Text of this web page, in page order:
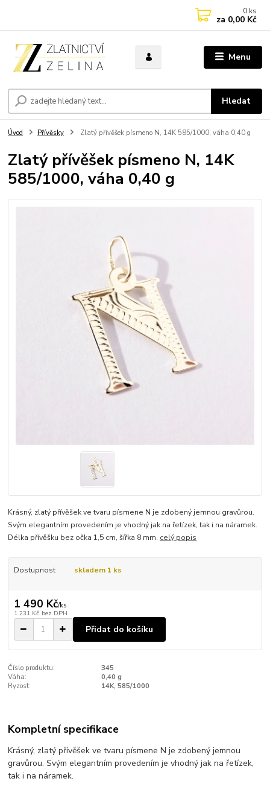
Menu
Hledat
0 ks
za 0,00 Kč
Úvod Přívěsky Zlatý přívěšek písmeno N, 14K 585/1000, váha 0,40 g
Zlatý přívěšek písmeno N, 14K
585/1000, váha 0,40 g
Krásný, zlatý přívěšek ve tvaru písmene N je zdobený jemnou gravůrou.
Svým elegantním provedením je vhodný jak na řetízek, tak i na náramek.
Délka přívěšku bez očka 1,5 cm, šířka 8 mm. celý popis
Dostupnost skladem 1 ks
1 490 Kč/ks
1 231 Kč bez DPH
Přidat do košíku
Číslo produktu:
345
Váha:
0,40 g
Ryzost:
14K, 585/1000
Kompletní specifikace
Krásný, zlatý přívěšek ve tvaru písmene N je zdobený jemnou
gravůrou. Svým elegantním provedením je vhodný jak na řetízek,
tak i na náramek.